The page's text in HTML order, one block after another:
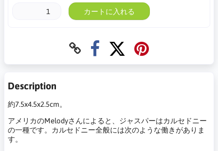
カートに入れる
Description
約7.5x4.5x2.5cm。
アメリカのMelodyさんによると、ジャスパーはカルセドニー
の一種です。カルセドニー全般には次のような働きがありま
す。